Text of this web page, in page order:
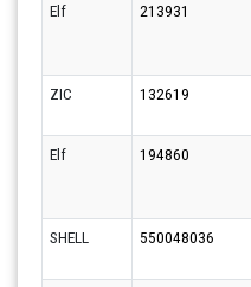
Elf
213931
ZIC 132619
Elf
194860
SHELL 550048036